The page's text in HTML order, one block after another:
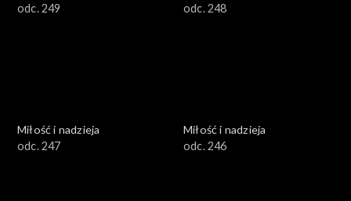
odc. 249
odc. 248
Miłość i nadzieja
odc. 247
Miłość i nadzieja
odc. 246